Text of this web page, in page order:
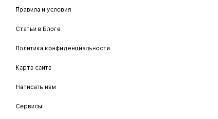
Правила и условия
Статьи в Блоге
Политика конфиденциальности
Карта сайта
Написать нам
Сервисы